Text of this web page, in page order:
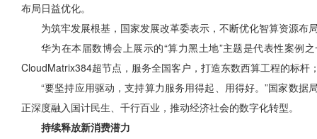
布局日益优化。
为筑牢发展根基，国家发展改革委表示，不断优化智算资源布
华为在本届数博会上展示的“算力黑土地”主题是代表性案例
CloudMatrix384超节点，服务全国客户，打造东数西算工程的标
“要坚持应用驱动，支持算力服务用得起、用得好。”国家数
正深度融入国计民生、千行百业，推动经济社会的数字化转型。
持续释放新消费潜力